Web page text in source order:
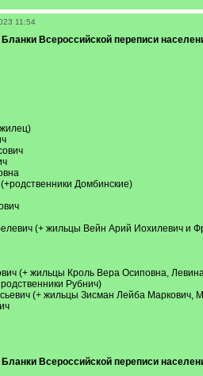
11:54
Всероссийской переписи
Домбинские)
(+ жильцы Вейн Арий Иохилевич и
(+ жильцы Кроль Вера Осиповна,
Рубнич)
(+ жильцы Зисман Лейба Маркович,
Всероссийской переписи